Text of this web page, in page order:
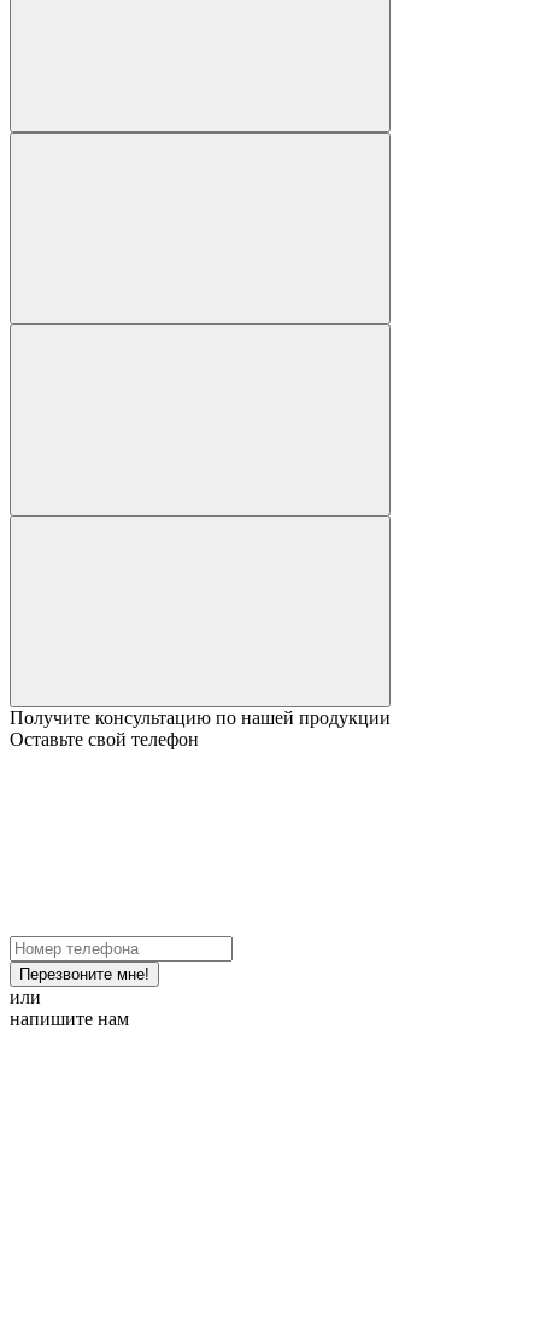
Получите консультацию по нашей продукции
Оставьте свой телефон
Перезвоните мне!
или
напишите нам